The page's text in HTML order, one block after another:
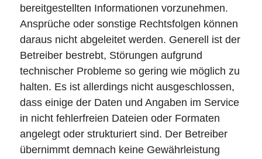
bereitgestellten Informationen vorzunehmen.
Ansprüche oder sonstige Rechtsfolgen können
daraus nicht abgeleitet werden. Generell ist der
Betreiber bestrebt, Störungen aufgrund
technischer Probleme so gering wie möglich zu
halten. Es ist allerdings nicht ausgeschlossen,
dass einige der Daten und Angaben im Service
in nicht fehlerfreien Dateien oder Formaten
angelegt oder strukturiert sind. Der Betreiber
übernimmt demnach keine Gewährleistung